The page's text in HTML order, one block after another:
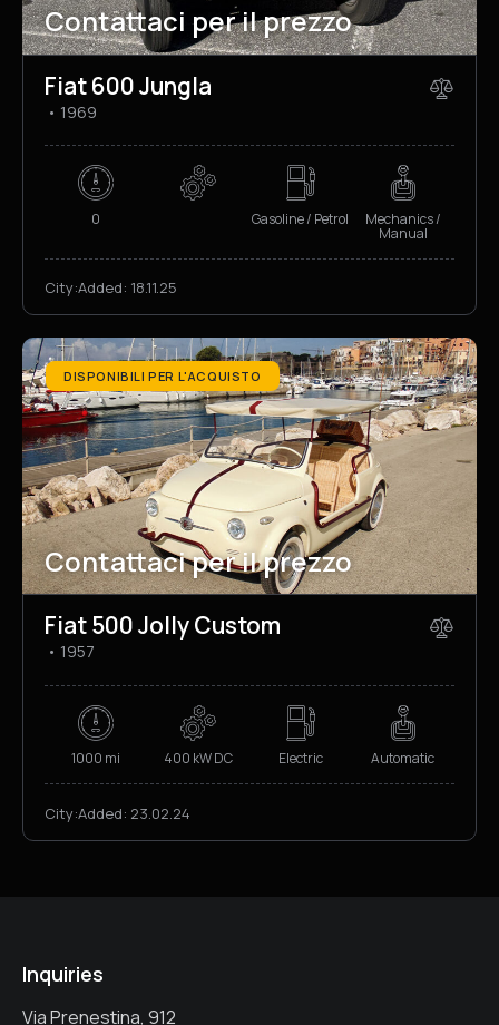
Contattaci per il prezzo
Fiat 600 Jungla
1969
0 Gasoline / Petrol Mechanics /
Manual
City:Added: 18.11.25
DISPONIBILI PER L'ACQUISTO
Contattaci per il prezzo
Fiat 500 Jolly Custom
1957
1000 mi 400 kW DC Electric Automatic
City:Added: 23.02.24
Inquiries
Via Prenestina, 912